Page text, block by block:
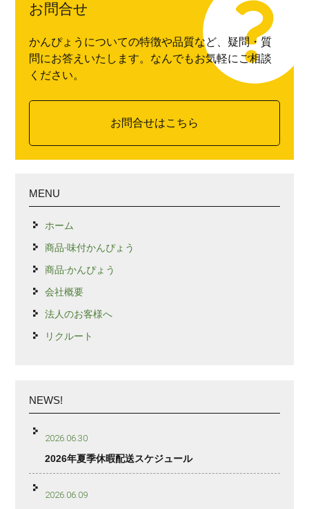
お問合せ
かんぴょうについての特徴や品質など、疑問・質
問にお答えいたします。なんでもお気軽にご相談
ください。
お問合せはこちら
MENU
ホーム
商品-味付かんぴょう
商品-かんぴょう
会社概要
法人のお客様へ
リクルート
NEWS!
2026.06.30
2026年夏季休暇配送スケジュール
2026.06.09